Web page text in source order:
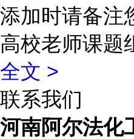
添加时请备注
高校老师课题
全文 >
联系我们
河南阿尔法化